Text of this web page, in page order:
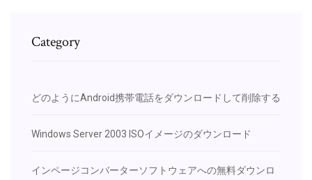
Category
どのようにAndroid携帯電話をダウンロードして削除する
Windows Server 2003 ISOイメージのダウンロード
インページコンバーターソフトウェアへの無料ダウンロ